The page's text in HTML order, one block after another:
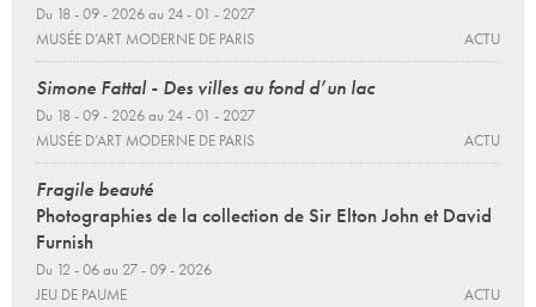
Du 18 - 09 - 2026 au 24 - 01 - 2027
MUSÉE D’ART MODERNE DE PARIS
ACTU
Simone Fattal - Des villes au fond d’un lac
Du 18 - 09 - 2026 au 24 - 01 - 2027
MUSÉE D’ART MODERNE DE PARIS
ACTU
Fragile beauté
Photographies de la collection de Sir Elton John et David
Furnish
Du 12 - 06 au 27 - 09 - 2026
JEU DE PAUME
ACTU